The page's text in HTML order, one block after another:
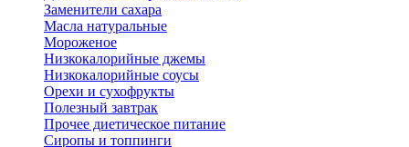
Заменители сахара
Масла натуральные
Мороженое
Низкокалорийные джемы
Низкокалорийные соусы
Орехи и сухофрукты
Полезный завтрак
Прочее диетическое питание
Сиропы и топпинги